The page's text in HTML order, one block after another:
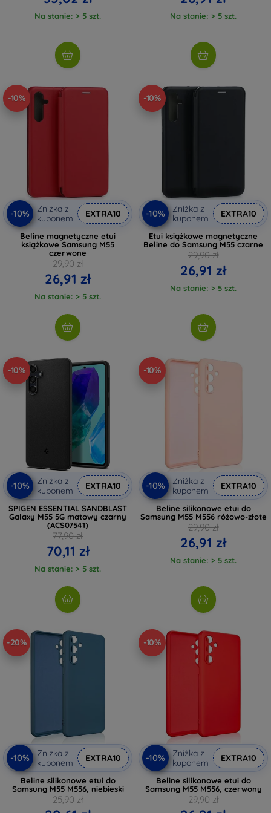
Na stanie: > 5 szt. Na stanie: > 5 szt.
-10%
-10%
Zniżka z
kuponem
EXTRA10
Beline magnetyczne etui
książkowe Samsung M55
czerwone
29,90 zł
26,91 zł
Na stanie: > 5 szt.
-10%
-10%
Zniżka z
kuponem
EXTRA10
Etui książkowe magnetyczne
Beline do Samsung M55 czarne
29,90 zł
26,91 zł
Na stanie: > 5 szt.
-10%
-10%
Zniżka z
kuponem
EXTRA10
SPIGEN ESSENTIAL SANDBLAST
Galaxy M55 5G matowy czarny
(ACS07541)
77,90 zł
70,11 zł
Na stanie: > 5 szt.
-10%
-10%
Zniżka z
kuponem
EXTRA10
Beline silikonowe etui do
Samsung M55 M556 różowo-złote
29,90 zł
26,91 zł
Na stanie: > 5 szt.
-20%
-10%
Zniżka z
kuponem
EXTRA10
Beline silikonowe etui do
Samsung M55 M556, niebieski
25,90 zł
-10%
-10%
Zniżka z
kuponem
EXTRA10
Beline silikonowe etui do
Samsung M55 M556, czerwony
29,90 zł